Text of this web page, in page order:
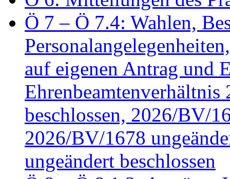
Ö 7 – Ö 7.4: Wahlen,
auf eigenen Antrag und
beschlossen, 2026/BV/
2026/BV/1678
ungeändert beschlossen